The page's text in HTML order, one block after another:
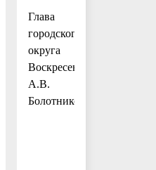
Глава
городского
округа
Воскресенск
А.В.
Болотников